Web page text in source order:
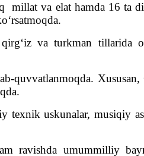
millat va elat hamda 16 ta
qirg‘iz va turkman
quvvatlanmoqda.
texnik uskunalar, musiqiy
ravishda umummilliy